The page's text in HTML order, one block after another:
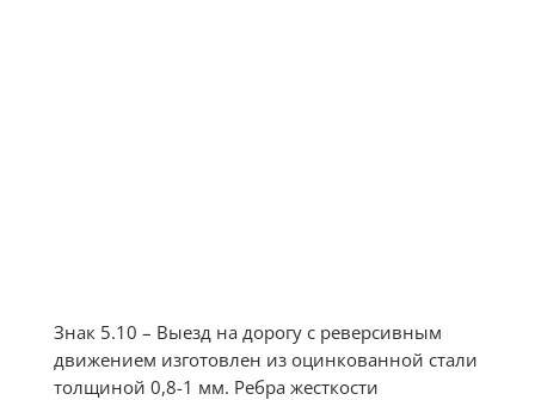
Знак 5.10 – Выезд на дорогу с реверсивным
движением изготовлен из оцинкованной стали
толщиной 0,8-1 мм. Ребра жесткости